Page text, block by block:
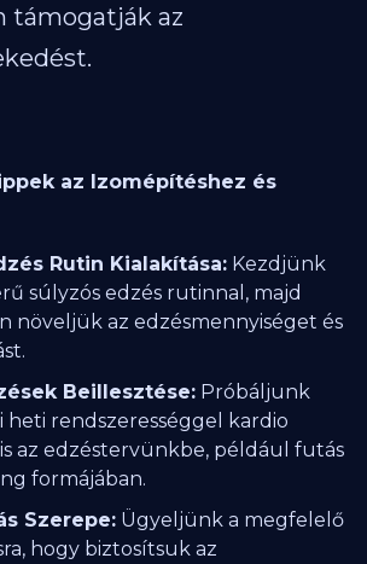
támogatják az
az Izomépítéshez és
Rutin Kialakítása: Kezdjünk
súlyzós edzés rutinnal, majd
növeljük az edzésmennyiséget és
Beillesztése: Próbáljunk
heti rendszerességgel kardio
az edzéstervünkbe, például futás
formájában.
Szerepe: Ügyeljünk a megfelelő
hogy biztosítsuk az